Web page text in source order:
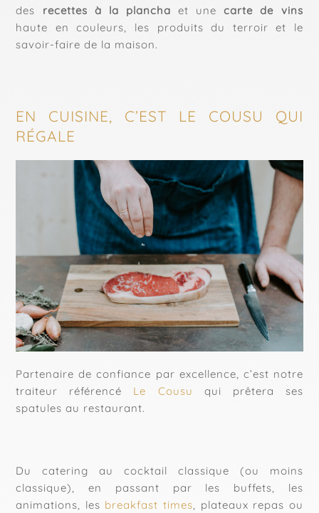
des recettes à la plancha et unecarte de vins
haute en couleurs, les produits du terroir et le
savoir-faire de la maison.
EN CUISINE, C’EST LE COUSU QUI
RÉGALE
Partenaire de confiance par excellence, c’est notre
traiteur référencé Le Cousu qui prêtera ses
spatules au restaurant.
Du catering au cocktail classique (ou moins
classique), en passant par les buffets, les
animations, les breakfast times, plateaux repas ou